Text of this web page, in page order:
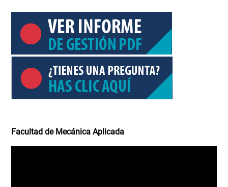
Facultad de Mecánica Aplicada